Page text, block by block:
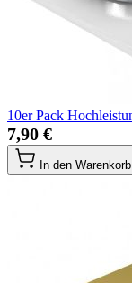
10er Pack
7,90 €
In den Warenkorb